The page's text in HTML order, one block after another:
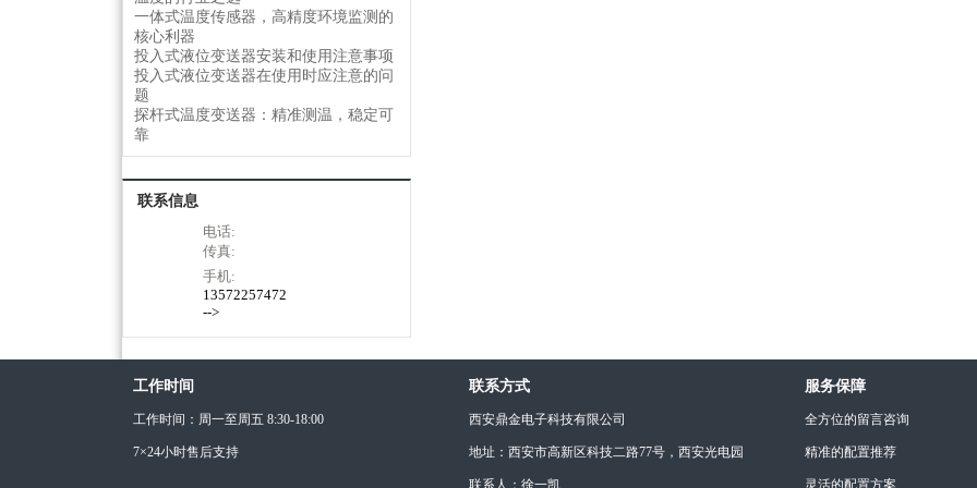
一体式温度传感器，高精度环境监测的
核心利器
投入式液位变送器安装和使用注意事项
投入式液位变送器在使用时应注意的问
题
探杆式温度变送器：精准测温，稳定可
靠
联系信息
电话:
传真:
手机:
13572257472
-->
工作时间
工作时间：周一至周五 8:30-18:00
7×24小时售后支持
联系方式
西安鼎金电子科技有限公司
地址：西安市高新区科技二路77号，西安光电园
联系人：徐一凯
服务保障
全方位的留言咨询
精准的配置推荐
灵活的配置方案